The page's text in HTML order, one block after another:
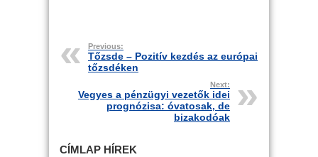
Previous:
Tőzsde – Pozitív kezdés az európai
tőzsdéken
Next:
Vegyes a pénzügyi vezetők idei
prognózisa: óvatosak, de
bizakodóak
CÍMLAP HÍREK